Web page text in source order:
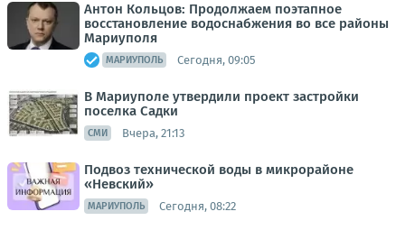
Антон Кольцов: Продолжаем поэтапное
восстановление водоснабжения во все районы
Мариуполя
МАРИУПОЛЬ Сегодня, 09:05
В Мариуполе утвердили проект застройки
поселка Садки
СМИ Вчера, 21:13
Подвоз технической воды в микрорайоне
«Невский»
МАРИУПОЛЬ Сегодня, 08:22